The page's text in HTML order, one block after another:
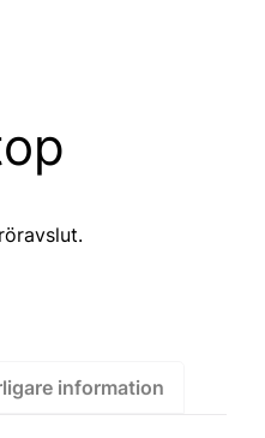
information